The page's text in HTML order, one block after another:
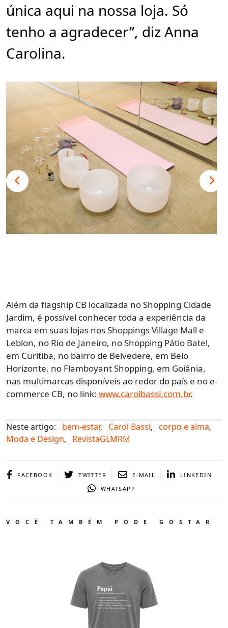
única aqui na nossa loja. Só
tenho a agradecer”, diz Anna
Carolina.
Além da flagship CB localizada no Shopping Cidade
Jardim, é possível conhecer toda a experiência da
marca em suas lojas nos Shoppings Village Mall e
Leblon, no Rio de Janeiro, no Shopping Pátio Batel,
em Curitiba, no bairro de Belvedere, em Belo
Horizonte, no Flamboyant Shopping, em Goiânia,
nas multimarcas disponíveis ao redor do país e no e-
commerce CB, no link: www.carolbassi.com.br.
Neste artigo: bem-estar, Carol Bassi, corpo e alma,
Moda e Design, RevistaGLMRM
FACEBOOK TWITTER E-MAIL
LINKEDIN
WHATSAPP
VOCÊ TAMBÉM PODE GOSTAR